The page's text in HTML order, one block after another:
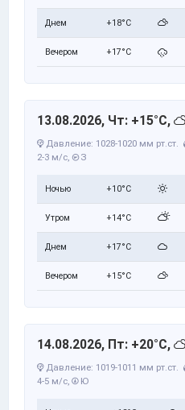
Днем +18°C
Вечером +17°C
13.08.2026, Чт: +15°C,
Давление: 1028-1020 мм рт.ст.
2-3 м/с,
З
Ночью +10°C
Утром +14°C
Днем +17°C
Вечером +15°C
14.08.2026, Пт: +20°C,
Давление: 1019-1011 мм рт.ст.
4-5 м/с, Ю